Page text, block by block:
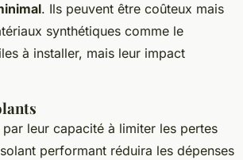
. Ils peuvent être coûteux mais
synthétiques comme le
à installer, mais leur impact
leur capacité à limiter les pertes
performant réduira les dépenses